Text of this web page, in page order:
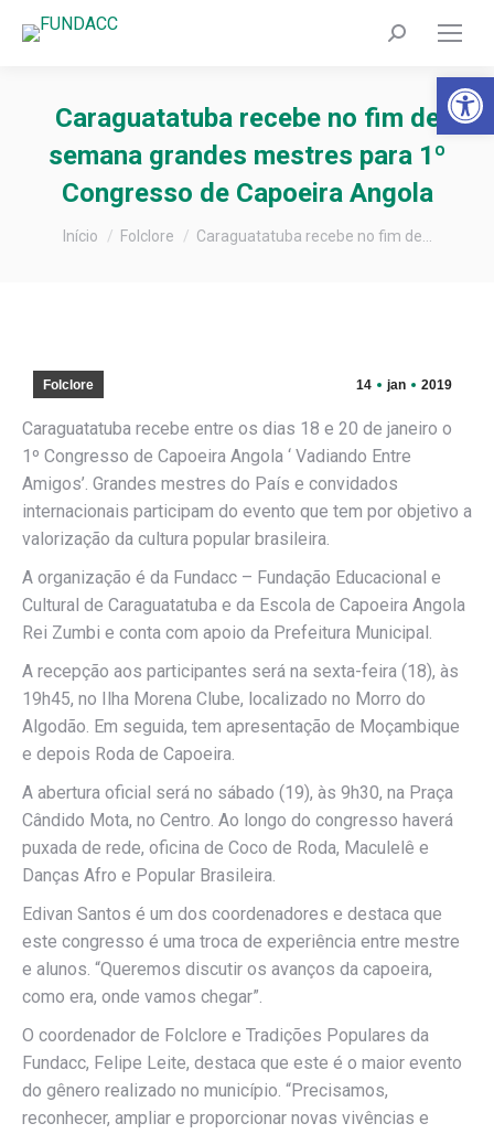
Barra de
Search:
Caraguatatuba recebe no fim de
semana grandes mestres para 1º
Congresso de Capoeira Angola
Você está aqui:
Início Folclore Caraguatatuba recebe no fim de…
14 jan 2019
Folclore
Caraguatatuba recebe entre os dias 18 e 20 de janeiro o
1º Congresso de Capoeira Angola ‘ Vadiando Entre
Amigos’. Grandes mestres do País e convidados
internacionais participam do evento que tem por objetivo a
valorização da cultura popular brasileira.
A organização é da Fundacc – Fundação Educacional e
Cultural de Caraguatatuba e da Escola de Capoeira Angola
Rei Zumbi e conta com apoio da Prefeitura Municipal.
A recepção aos participantes será na sexta-feira (18), às
19h45, no Ilha Morena Clube, localizado no Morro do
Algodão. Em seguida, tem apresentação de Moçambique
e depois Roda de Capoeira.
A abertura oficial será no sábado (19), às 9h30, na Praça
Cândido Mota, no Centro. Ao longo do congresso haverá
puxada de rede, oficina de Coco de Roda, Maculelê e
Danças Afro e Popular Brasileira.
Edivan Santos é um dos coordenadores e destaca que
este congresso é uma troca de experiência entre mestre
e alunos. “Queremos discutir os avanços da capoeira,
como era, onde vamos chegar”.
O coordenador de Folclore e Tradições Populares da
Fundacc, Felipe Leite, destaca que este é o maior evento
do gênero realizado no município. “Precisamos,
reconhecer, ampliar e proporcionar novas vivências e